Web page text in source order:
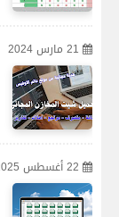
21 مارس 2024
22 أغسطس 2025